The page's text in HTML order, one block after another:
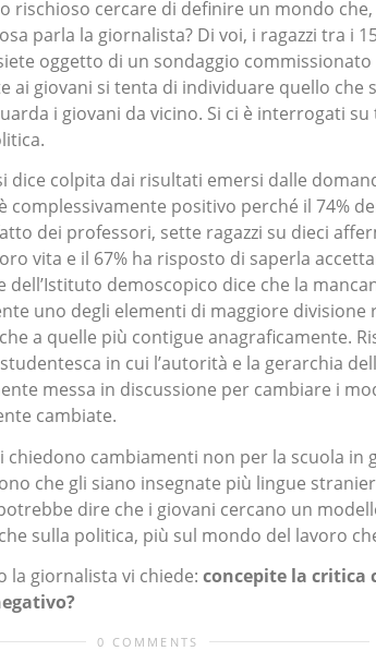
rischioso cercare di definire un mondo
parla la giornalista? Di voi, i ragazzi tra i
oggetto di un sondaggio commissionato
ai giovani si tenta di individuare quello che
i giovani da vicino. Si ci è interrogati
dice colpita dai risultati emersi dalle
complessivamente positivo perché il 74%
dei professori, sette ragazzi su dieci
vita e il 67% ha risposto di saperla
demoscopico dice che la
uno degli elementi di maggiore divisione
a quelle più contigue anagraficamente.
in cui l’autorità e la gerarchia
messa in discussione per cambiare i
cambiate.
chiedono cambiamenti non per la scuola in
che gli siano insegnate più lingue
dire che i giovani cercano un
sulla politica, più sul mondo del lavoro
la giornalista vi chiede: concepite la critica
0 COMMENTS